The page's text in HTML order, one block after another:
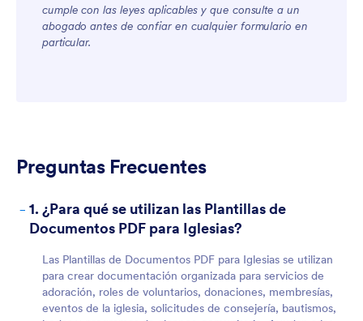
cumple con las leyes aplicables y que consulte a un
abogado antes de confiar en cualquier formulario en
particular.
Preguntas Frecuentes
- 1. ¿Para qué se utilizan las Plantillas de
Documentos PDF para Iglesias?
Las Plantillas de Documentos PDF para Iglesias se utilizan
para crear documentación organizada para servicios de
adoración, roles de voluntarios, donaciones, membresías,
eventos de la iglesia, solicitudes de consejería, bautismos,